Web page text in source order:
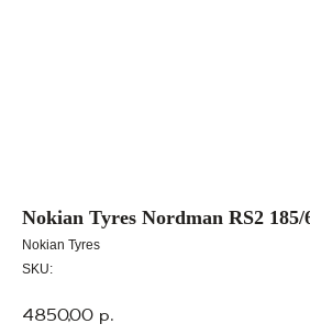
Nokian Tyres Nordman RS2
Nokian Tyres
SKU:
4850,00 р.